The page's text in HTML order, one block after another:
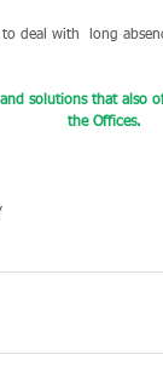
to deal with  long
and solutions that
the Offices.